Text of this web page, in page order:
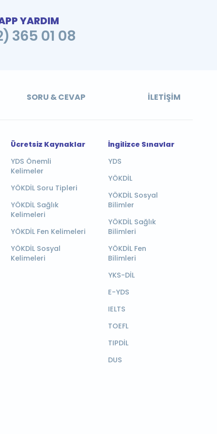
YARDIM
365 01 08
SORU & CEVAP İLETIŞIM
Ücretsiz Kaynaklar
YDS Önemli
Kelimeler
YÖKDİL Soru Tipleri
YÖKDİL Sağlık
Kelimeleri
YÖKDİL Fen Kelimeleri
YÖKDİL Sosyal
Kelimeleri
İngilizce Sınavlar
YDS
YÖKDİL
YÖKDİL Sosyal
Bilimler
YÖKDİL Sağlık
Bilimleri
YÖKDİL Fen
Bilimleri
YKS-DİL
E-YDS
IELTS
TOEFL
TIPDİL
DUS